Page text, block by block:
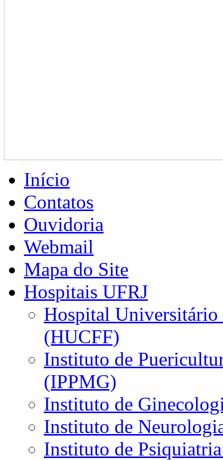
Início
Contatos
Ouvidoria
Webmail
Mapa do Site
Hospitais UFRJ
Hospital
(HUCFF)
Instituto de
(IPPMG)
Instituto de
Instituto de
Instituto de